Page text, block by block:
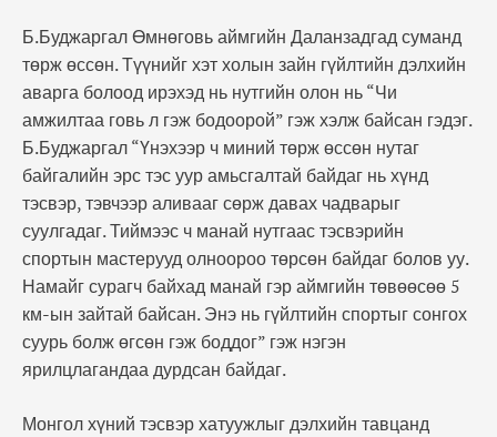
Б.Буджаргал Өмнөговь аймгийн Даланзадгад суманд
төрж өссөн. Түүнийг хэт холын зайн гүйлтийн дэлхийн
аварга болоод ирэхэд нь нутгийн олон нь “Чи
амжилтаа говь л гэж бодоорой” гэж хэлж байсан гэдэг.
Б.Буджаргал “Үнэхээр ч миний төрж өссөн нутаг
байгалийн эрс тэс уур амьсгалтай байдаг нь хүнд
тэсвэр, тэвчээр аливааг сөрж давах чадварыг
суулгадаг. Тиймээс ч манай нутгаас тэсвэрийн
спортын мастерууд олноороо төрсөн байдаг болов уу.
Намайг сурагч байхад манай гэр аймгийн төвөөсөө 5
км-ын зайтай байсан. Энэ нь гүйлтийн спортыг сонгох
суурь болж өгсөн гэж боддог” гэж нэгэн
ярилцлагандаа дурдсан байдаг.
Монгол хүний тэсвэр хатуужлыг дэлхийн тавцанд